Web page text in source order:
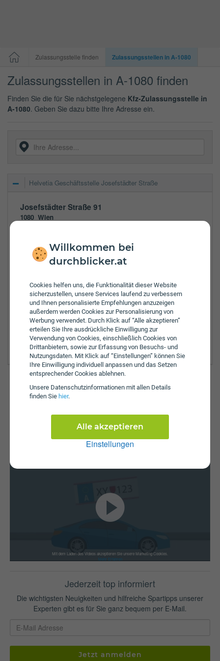
Willkommen bei
durchblicker.at
Cookies helfen uns, die Funktionalität dieser Website
sicherzustellen, unsere Services laufend zu verbessern
und Ihnen personalisierte Empfehlungen anzuzeigen
außerdem werden Cookies zur Personalisierung von
Werbung verwendet. Durch Klick auf “Alle akzeptieren”
erteilen Sie Ihre ausdrückliche Einwilligung zur
Verwendung von Cookies, einschließlich Cookies von
Drittanbietern, sowie zur Erfassung von Besuchs- und
Nutzungsdaten. Mit Klick auf “Einstellungen” können Sie
Ihre Einwilligung individuell anpassen und das Setzen
entsprechender Cookies ablehnen.
Unsere Daten­schutz­informationen mit allen Details
finden Sie hier.
Einstellungen
Alle akzeptieren
Zulassungsstelle finden Zulassungsstellen in A-1080
Zulassungsstellen in A-1080 finden
Finden Sie die für Sie nächstgelegene Kfz-Zulassungsstelle in
A-1080. Geben Sie dazu bitte Ihre Adresse ein.
Helvetia Geschäftsstelle Josefstädter Straße
Josefstädter Straße 91
1080 Wien
Fax:+43-1-4021264
Öffnungszeiten:
8:00 - 13:00 Uhr
8:00 - 13:00 Uhr
8:00 - 13:00 Uhr
8:00 - 13:00 Uhr
Zulassungsbezirke:
Wien
Günstig versichern & anmelden
So einfach funktioniert's auf durchblicker.at:
KFZ-Zulassung Versicherungswechsel
Mit dem Laden des Videos akzeptieren Sie unsere Marketing Cookies.
Mehr Erfahren
Jederzeit top informiert
Die wichtigsten Neuigkeiten und hilfreiche Spartipps unserer
Experten gibt es für Sie ganz bequem per E-Mail.
Jetzt anmelden